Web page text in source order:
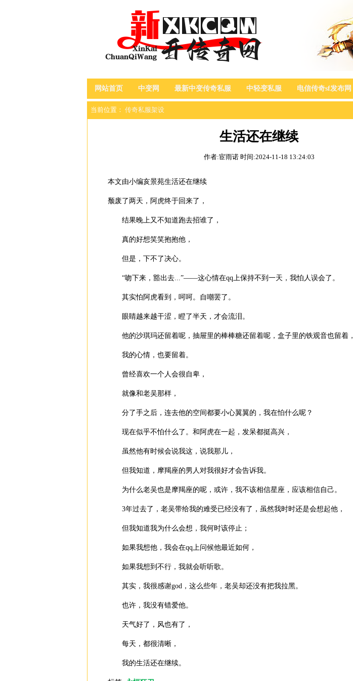
网站首页 中变网 最新中变传奇私服 中轻变私服 电信传奇sf发布网
当前位置： 传奇私服架设
生活还在继续
作者:宦雨诺 时间:2024-11-18 13:24:03
本文由小编亥景苑生活还在继续
颓废了两天，阿虎终于回来了，
结果晚上又不知道跑去招谁了，
真的好想笑笑抱抱他，
但是，下不了决心。
“吻下来，豁出去...”——这心情在qq上保持不到一天，我怕人误会了。
其实怕阿虎看到，呵呵。自嘲罢了。
眼睛越来越干涩，瞪了半天，才会流泪。
他的沙琪玛还留着呢，抽屉里的棒棒糖还留着呢，盒子里的铁观音也留着，
我的心情，也要留着。
曾经喜欢一个人会很自卑，
就像和老吴那样，
分了手之后，连去他的空间都要小心翼翼的，我在怕什么呢？
现在似乎不怕什么了。和阿虎在一起，发呆都挺高兴，
虽然他有时候会说我这，说我那儿，
但我知道，摩羯座的男人对我很好才会告诉我。
为什么老吴也是摩羯座的呢，或许，我不该相信星座，应该相信自己。
3年过去了，老吴带给我的难受已经没有了，虽然我时时还是会想起他，
但我知道我为什么会想，我何时该停止；
如果我想他，我会在qq上问候他最近如何，
如果我想到不行，我就会听听歌。
其实，我很感谢god，这么些年，老吴却还没有把我拉黑。
也许，我没有错爱他。
天气好了，风也有了，
每天，都很清晰，
我的生活还在继续。